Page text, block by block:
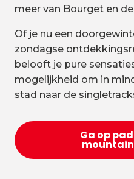
meer van Bourget en
Of je nu een
zondagse
belooft je pure
mogelijkheid om in
stad naar de
Ga op